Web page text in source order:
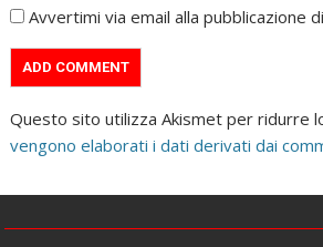
Avvertimi via email alla pubblicazione
Questo sito utilizza Akismet per ridurre
vengono elaborati i dati derivati dai